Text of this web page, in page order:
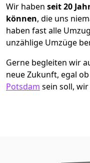
Wir haben seit20
können, die uns
haben fast alle
unzählige Umzüge
Gerne begleiten wir
neue Zukunft, egal ob
Potsdam sein soll,